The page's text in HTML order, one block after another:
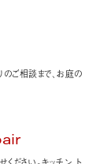
ご相談まで、お庭の
ださい。キッチン、ト